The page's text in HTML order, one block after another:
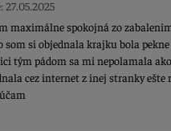
27.05.2025
maximálne spokojná zo
som si objednala krajku bola
tým pádom sa mi nepolamala
cez internet z inej stranky ešte